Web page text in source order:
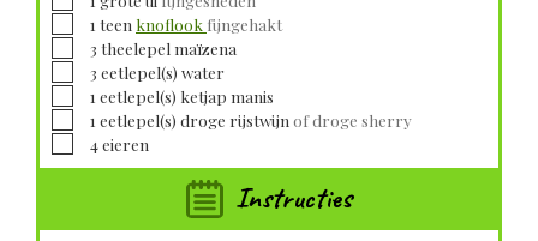
▢1 teen knoflook fijngehakt
▢
3 theelepel maïzena
▢
3 eetlepel(s) water
▢1 eetlepel(s) ketjap manis
▢1 eetlepel(s) droge rijstwijn of droge sherry
▢4eieren
Instructies